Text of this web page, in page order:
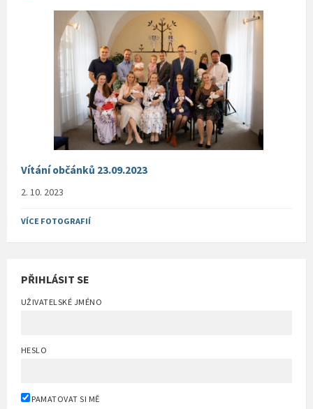
Vítání občánků 23.09.2023
2. 10. 2023
VÍCE FOTOGRAFIÍ
PŘIHLÁSIT SE
UŽIVATELSKÉ JMÉNO
HESLO
PAMATOVAT SI MĚ